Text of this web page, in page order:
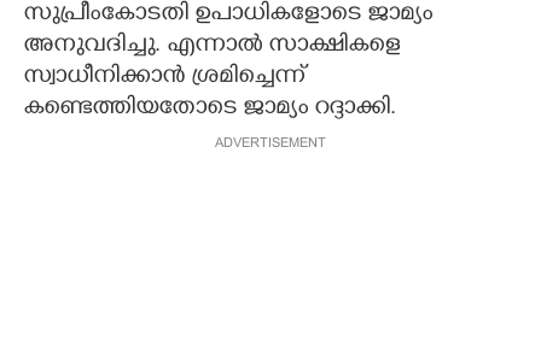
സുപ്രീംകോടതി ഉപാധികളോടെ ജാമ്യം
അനുവദിച്ചു. എന്നാൽ സാക്ഷികളെ
സ്വാധീനിക്കാൻ ശ്രമിച്ചെന്ന്
കണ്ടെത്തിയതോടെ ജാമ്യം റദ്ദാക്കി.
ADVERTISEMENT